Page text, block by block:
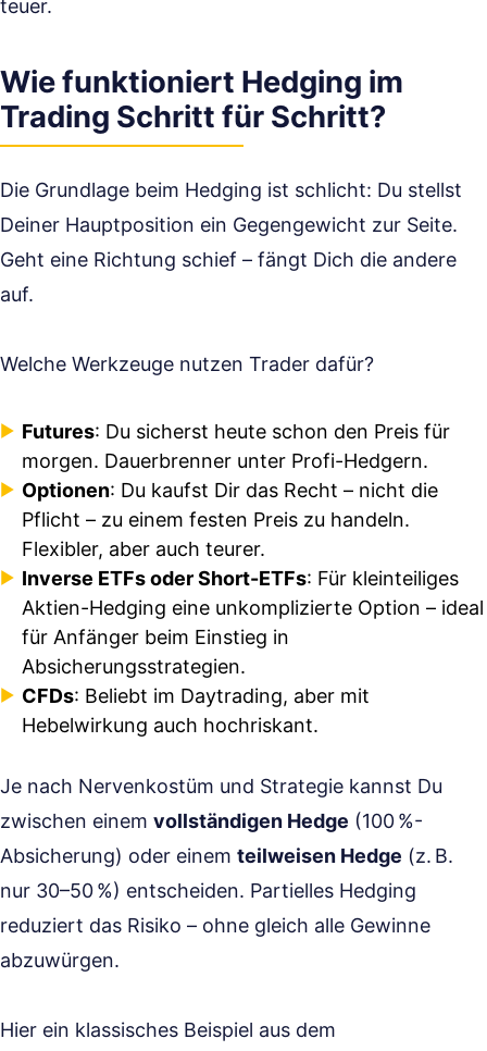
teuer.
Wie funktioniert Hedging im
Trading Schritt für Schritt?
Die Grundlage beim Hedging ist schlicht: Du stellst
Deiner Hauptposition ein Gegengewicht zur Seite.
Geht eine Richtung schief – fängt Dich die andere
auf.
Welche Werkzeuge nutzen Trader dafür?
Futures: Du sicherst heute schon den Preis für
morgen. Dauerbrenner unter Profi-Hedgern.
Optionen: Du kaufst Dir das Recht – nicht die
Pflicht – zu einem festen Preis zu handeln.
Flexibler, aber auch teurer.
Inverse ETFs oder Short-ETFs: Für kleinteiliges
Aktien-Hedging eine unkomplizierte Option – ideal
für Anfänger beim Einstieg in
Absicherungsstrategien.
CFDs: Beliebt im Daytrading, aber mit
Hebelwirkung auch hochriskant.
Je nach Nervenkostüm und Strategie kannst Du
zwischen einem vollständigen Hedge (100 %-
Absicherung) oder einem teilweisen Hedge (z. B.
nur 30–50 %) entscheiden. Partielles Hedging
reduziert das Risiko – ohne gleich alle Gewinne
abzuwürgen.
Hier ein klassisches Beispiel aus dem